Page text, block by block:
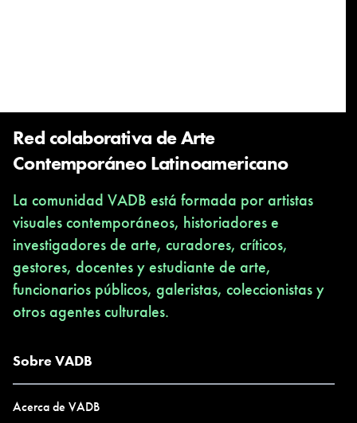
Red colaborativa de Arte
Contemporáneo Latinoamericano
La comunidad VADB está formada por artistas
visuales contemporáneos, historiadores e
investigadores de arte, curadores, críticos,
gestores, docentes y estudiante de arte,
funcionarios públicos, galeristas, coleccionistas y
otros agentes culturales.
Sobre VADB
Acerca de VADB